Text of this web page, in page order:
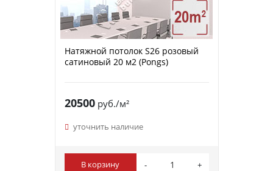
Натяжной потолок S26 розовый
сатиновый 20 м2 (Pongs)
20500руб./м²
уточнить наличие
В корзину